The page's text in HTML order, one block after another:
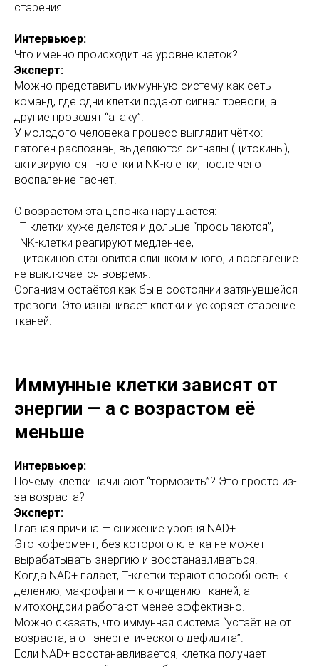
старения.
Интервьюер:
Что именно происходит на уровне клеток?
Эксперт:
Можно представить иммунную систему как сеть
команд, где одни клетки подают сигнал тревоги, а
другие проводят “атаку”.
У молодого человека процесс выглядит чётко:
патоген распознан, выделяются сигналы (цитокины),
активируются Т-клетки и NK-клетки, после чего
воспаление гаснет.
С возрастом эта цепочка нарушается:
Т-клетки хуже делятся и дольше “просыпаются”,
NK-клетки реагируют медленнее,
цитокинов становится слишком много, и воспаление
не выключается вовремя.
Организм остаётся как бы в состоянии затянувшейся
тревоги. Это изнашивает клетки и ускоряет старение
тканей.
Иммунные клетки зависят от
энергии — а с возрастом её
меньше
Интервьюер:
Почему клетки начинают “тормозить”? Это просто из-
за возраста?
Эксперт:
Главная причина — снижение уровня NAD+.
Это кофермент, без которого клетка не может
вырабатывать энергию и восстанавливаться.
Когда NAD+ падает, Т-клетки теряют способность к
делению, макрофаги — к очищению тканей, а
митохондрии работают менее эффективно.
Можно сказать, что иммунная система “устаёт не от
возраста, а от энергетического дефицита”.
Если NAD+ восстанавливается, клетка получает